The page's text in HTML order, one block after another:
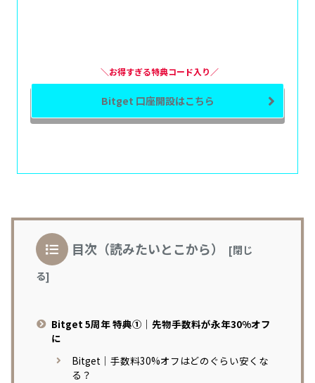
＼お得すぎる特典コード入り／
Bitget 口座開設はこちら
目次（読みたいとこから）
Bitget 5周年 特典①｜先物手数料が永年30%オフ
に
Bitget｜手数料30%オフはどのぐらい安くな
る？